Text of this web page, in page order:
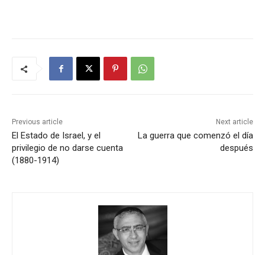
Previous article
El Estado de Israel, y el
privilegio de no darse cuenta
(1880-1914)
Next article
La guerra que comenzó el día
después